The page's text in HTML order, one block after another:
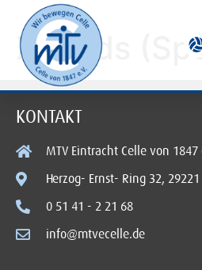
XL Kids
KONTAKT
MTV Eintracht Celle von 1847
Herzog- Ernst- Ring 32, 29221
0 51 41 - 2 21 68
info@mtvecelle.de